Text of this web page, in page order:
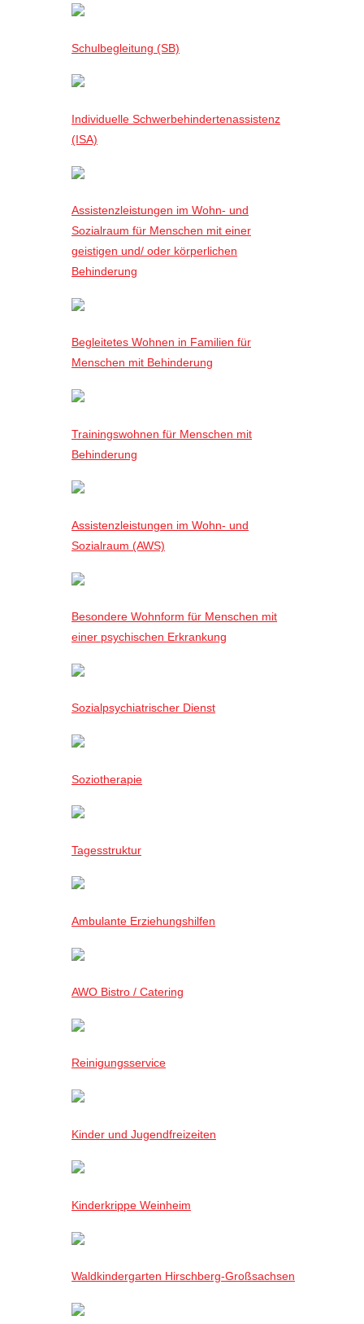
Schulbegleitung (SB)
Individuelle Schwerbehindertenassistenz
(ISA)
Assistenzleistungen im Wohn- und
Sozialraum für Menschen mit einer
geistigen und/ oder körperlichen
Behinderung
Begleitetes Wohnen in Familien für
Menschen mit Behinderung
Trainingswohnen für Menschen mit
Behinderung
Assistenzleistungen im Wohn- und
Sozialraum (AWS)
Besondere Wohnform für Menschen mit
einer psychischen Erkrankung
Sozialpsychiatrischer Dienst
Soziotherapie
Tagesstruktur
Ambulante Erziehungshilfen
AWO Bistro / Catering
Reinigungsservice
Kinder und Jugendfreizeiten
Kinderkrippe Weinheim
Waldkindergarten Hirschberg-Großsachsen